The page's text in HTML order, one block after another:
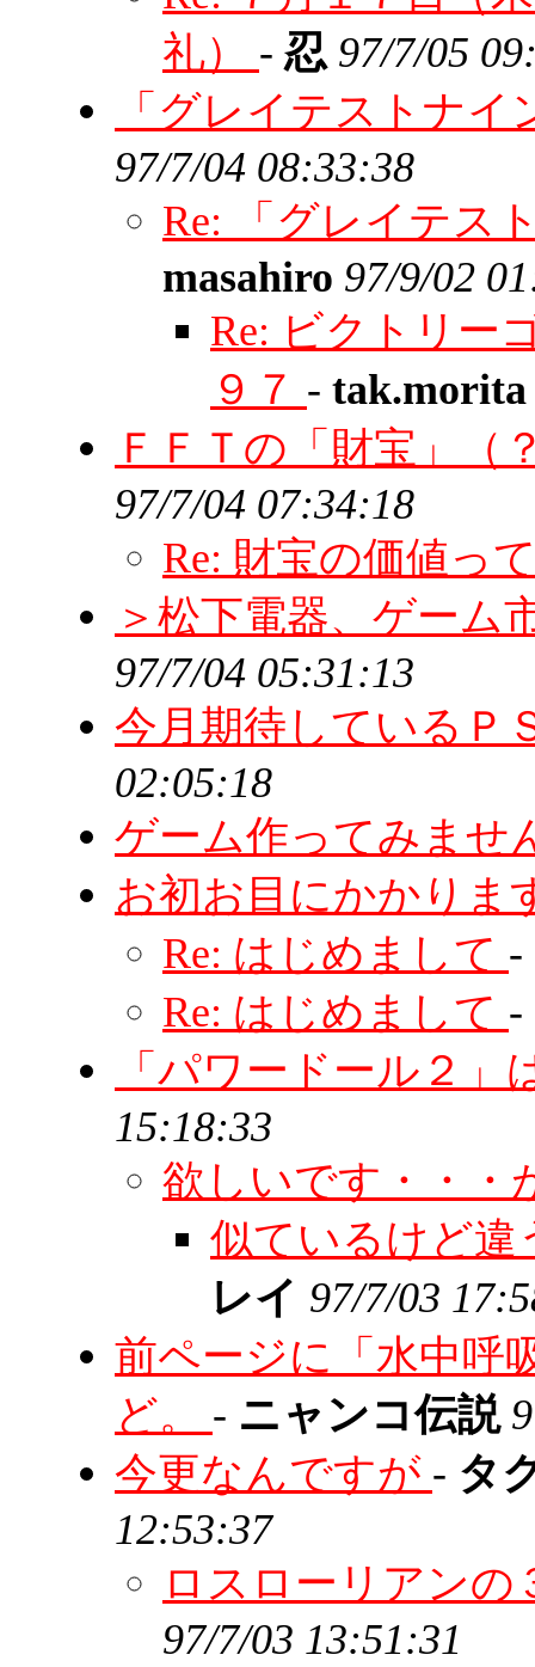
礼） - 忍 97/7/05
「グレイテストナ
97/7/04 08:33:38
Re: 「グレイテス
masahiro 97/9/02
Re: ビクトリー
９７ -
ＦＦＴの「財宝」
97/7/04 07:34:18
Re: 財宝の価値っ
＞松下電器、ゲーム
97/7/04 05:31:13
今月期待しているＰ
02:05:18
ゲーム作ってみませ
お初お目にかかりま
Re: はじめまして -
Re: はじめまして -
「パワードール２
15:18:33
欲しいです・・・
似ているけど
レイ 97/7/03
前ページに「水中呼
ど。 - ニャンコ伝説
今更なんですが - タ
12:53:37
ロスローリアン
97/7/03 13:51:31